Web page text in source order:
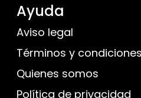
Ayuda
Aviso legal
Términos y condiciones
Quienes somos
Política de privacidad